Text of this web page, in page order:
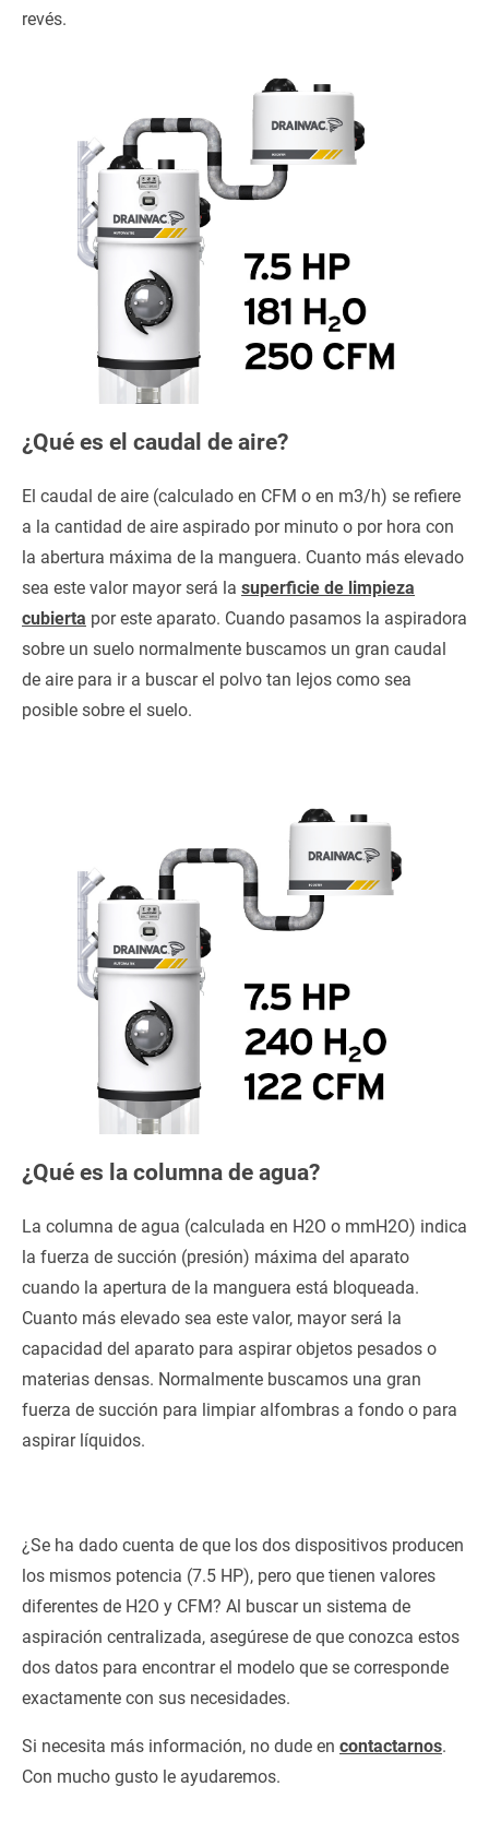
revés.
¿Qué es el caudal de aire?
El caudal de aire (calculado en CFM o en m3/h) se refiere
a la cantidad de aire aspirado por minuto o por hora con
la abertura máxima de la manguera. Cuanto más elevado
sea este valor mayor será la superficie de limpieza
cubierta por este aparato. Cuando pasamos la aspiradora
sobre un suelo normalmente buscamos un gran caudal
de aire para ir a buscar el polvo tan lejos como sea
posible sobre el suelo.
¿Qué es la columna de agua?
La columna de agua (calculada en H2O o mmH2O) indica
la fuerza de succión (presión) máxima del aparato
cuando la apertura de la manguera está bloqueada.
Cuanto más elevado sea este valor, mayor será la
capacidad del aparato para aspirar objetos pesados o
materias densas. Normalmente buscamos una gran
fuerza de succión para limpiar alfombras a fondo o para
aspirar líquidos.
¿Se ha dado cuenta de que los dos dispositivos producen
los mismos potencia (7.5 HP), pero que tienen valores
diferentes de H2O y CFM? Al buscar un sistema de
aspiración centralizada, asegúrese de que conozca estos
dos datos para encontrar el modelo que se corresponde
exactamente con sus necesidades.
Si necesita más información, no dude en contactarnos.
Con mucho gusto le ayudaremos.